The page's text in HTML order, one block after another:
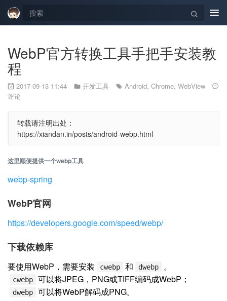
WebP官方转换工具手把手安装教
程
2017-09-13 11:44 开发工具 Android, Chrome, WebView
评论
转载请注明出处：
https://xiandan.in/posts/android-webp.html
这里顺便提供一个webp工具
webp-spring
WebP官网
https://developers.google.com/speed/webp/
下载依赖库
要使用WebP，需要安装 cwebp 和 dwebp 。
cwebp 可以将JPEG，PNG或TIFF编码成WebP；
dwebp 可以将WebP解码成PNG。